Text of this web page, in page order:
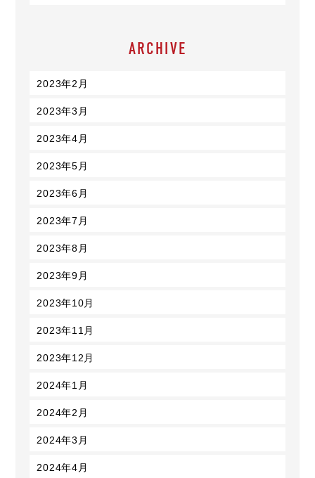
ARCHIVE
2023年2月
2023年3月
2023年4月
2023年5月
2023年6月
2023年7月
2023年8月
2023年9月
2023年10月
2023年11月
2023年12月
2024年1月
2024年2月
2024年3月
2024年4月